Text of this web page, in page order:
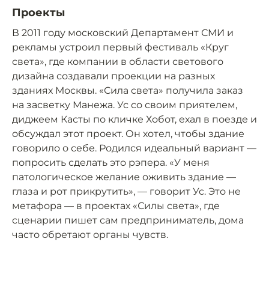
Проекты
В 2011 году московский Департамент СМИ и
рекламы устроил первый фестиваль «Круг
света», где компании в области светового
дизайна создавали проекции на разных
зданиях Москвы. «Сила света» получила заказ
на засветку Манежа. Ус со своим приятелем,
диджеем Касты по кличке Хобот, ехал в поезде и
обсуждал этот проект. Он хотел, чтобы здание
говорило о себе. Родился идеальный вариант —
попросить сделать это рэпера. «У меня
патологическое желание оживить здание —
глаза и рот прикрутить», — говорит Ус. Это не
метафора — в проектах «Силы света», где
сценарии пишет сам предприниматель, дома
часто обретают органы чувств.